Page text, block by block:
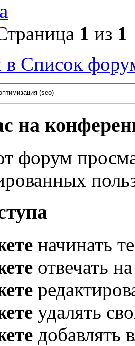
1 из 1
в Список
на
форум
начинать
отвечать
удалять
добавлять